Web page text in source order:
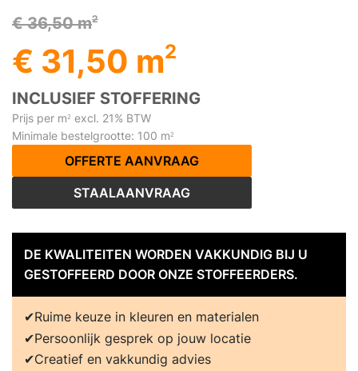
€ 36,50 m2
€ 31,50 m2
INCLUSIEF STOFFERING
Prijs per m2 excl. 21% BTW
Minimale bestelgrootte: 100 m2
OFFERTE AANVRAAG
STAALAANVRAAG
DE KWALITEITEN WORDEN VAKKUNDIG BIJ U
GESTOFFEERD DOOR ONZE STOFFEERDERS.
Ruime keuze in kleuren en materialen
Persoonlijk gesprek op jouw locatie
Creatief en vakkundig advies